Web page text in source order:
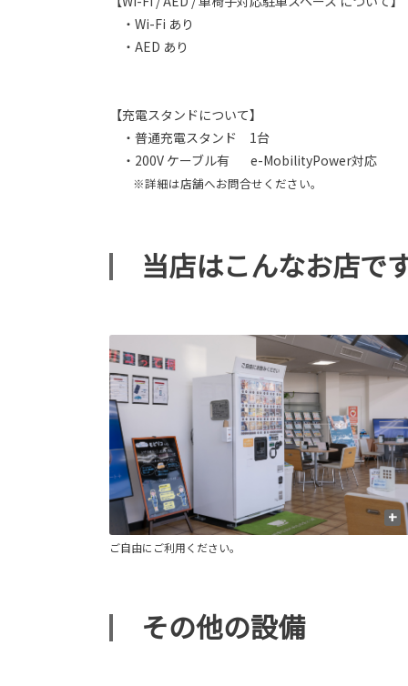
・Wi-Fi あり
・AED あり
【充電スタンドについて】
・普通充電スタンド 1台
・200V ケーブル有 e-MobilityPower対応
※詳細は店舗へお問合せください。
当店はこんなお店で
+
ご自由にご利用ください。
その他の設備